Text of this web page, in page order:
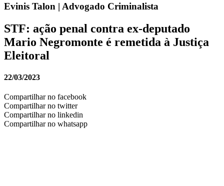
Evinis Talon | Advogado Criminalista
STF: ação penal contra ex-deputado
Mario Negromonte é remetida à Justiça
Eleitoral
22/03/2023
Compartilhar no facebook
Compartilhar no twitter
Compartilhar no linkedin
Compartilhar no whatsapp